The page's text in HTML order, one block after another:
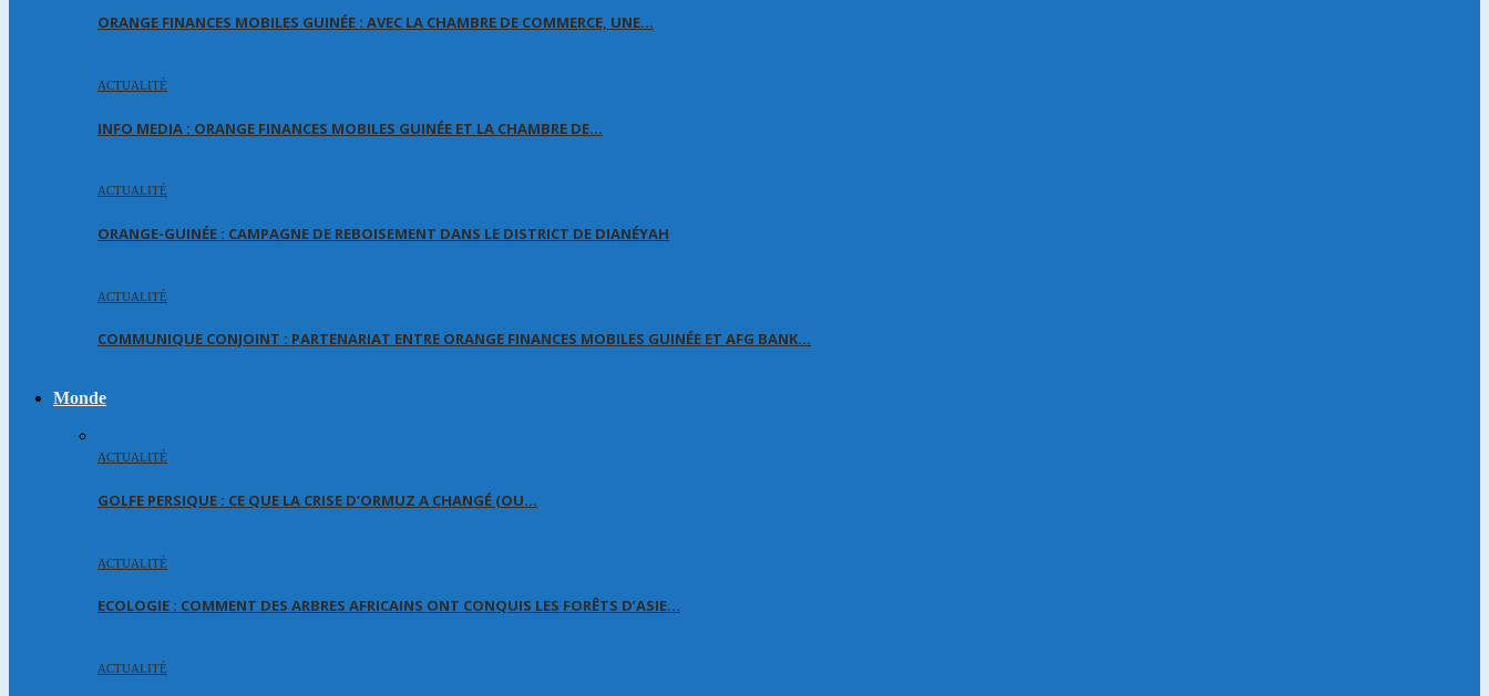
ORANGE FINANCES MOBILES GUINÉE : AVEC LA CHAMBRE DE COMMERCE, UNE…
ACTUALITÉ
INFO MEDIA : ORANGE FINANCES MOBILES GUINÉE ET LA CHAMBRE DE…
ACTUALITÉ
ORANGE-GUINÉE : CAMPAGNE DE REBOISEMENT DANS LE DISTRICT DE DIANÉYAH
ACTUALITÉ
COMMUNIQUE CONJOINT : PARTENARIAT ENTRE ORANGE FINANCES MOBILES GUINÉE ET AFG BANK…
Monde
ACTUALITÉ
GOLFE PERSIQUE : CE QUE LA CRISE D’ORMUZ A CHANGÉ (OU…
ACTUALITÉ
ECOLOGIE : COMMENT DES ARBRES AFRICAINS ONT CONQUIS LES FORÊTS D’ASIE…
ACTUALITÉ